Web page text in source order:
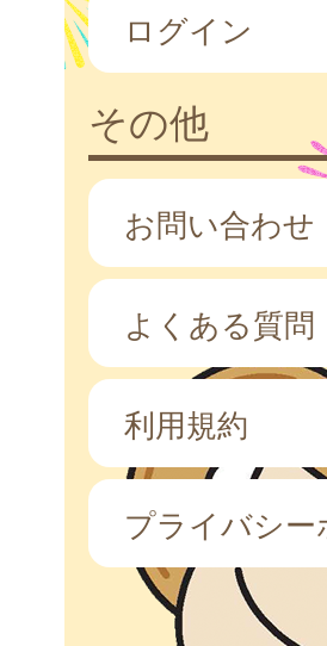
ログイン
その他
お問い合わせ
よくある質問
利用規約
プライバシー